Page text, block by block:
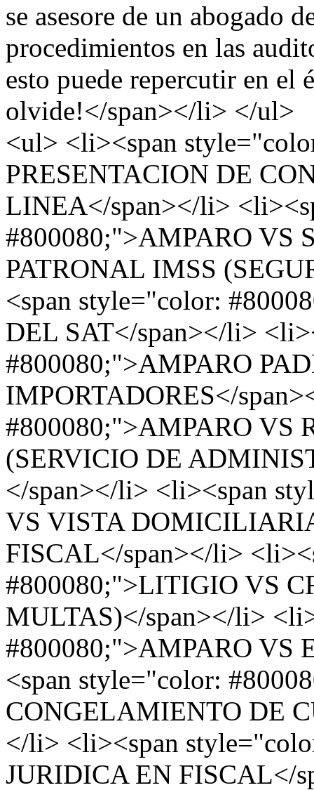
se asesore de un abogado
procedimientos en las
esto puede repercutir en el
olvide!</span></li> </ul>
<ul> <li><span
PRESENTACION DE
LINEA</span></li>
#800080;">AMPARO VS
PATRONAL IMSS
<span style="color:
DEL SAT</span></li>
#800080;">AMPARO
IMPORTADORES</
#800080;">AMPARO VS
(SERVICIO DE
</span></li> <li><span
VS VISTA
FISCAL</span></li>
#800080;">LITIGIO VS
MULTAS)</span></li>
#800080;">AMPARO VS
<span style="color:
CONGELAMIENTO DE
</li> <li><span
JURIDICA EN FISCAL</